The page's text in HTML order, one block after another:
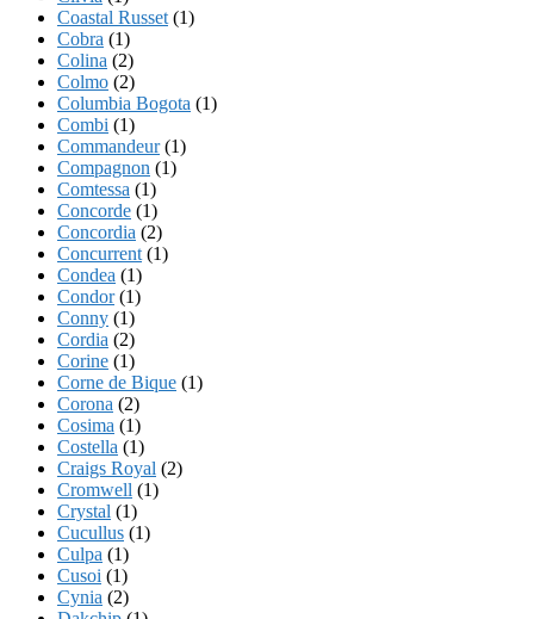
Coastal Russet (1)
Cobra (1)
Colina (2)
Colmo (2)
Columbia Bogota (1)
Combi (1)
Commandeur(1)
Compagnon (1)
Comtessa (1)
Concorde (1)
Concordia (2)
Concurrent (1)
Condea (1)
Condor(1)
Conny (1)
Cordia (2)
Corine (1)
Corne de Bique (1)
Corona (2)
Cosima (1)
Costella (1)
Craigs Royal (2)
Cromwell (1)
Crystal (1)
Cucullus (1)
Culpa (1)
Cusoi (1)
Cynia (2)